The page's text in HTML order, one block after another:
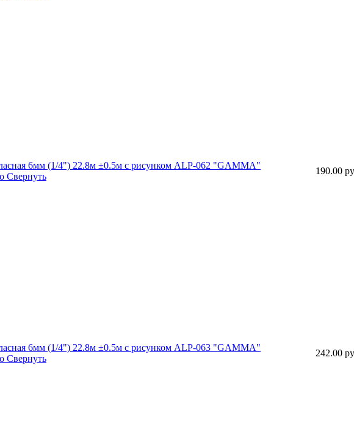
6мм (1/4") 22.8м ±0.5м с рисунком ALP-062 "GAMMA"
Свернуть
190.00
6мм (1/4") 22.8м ±0.5м с рисунком ALP-063 "GAMMA"
Свернуть
242.00